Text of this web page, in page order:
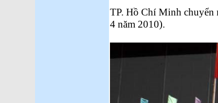
TP. Hồ Chí Minh chuyển
4 năm 2010).